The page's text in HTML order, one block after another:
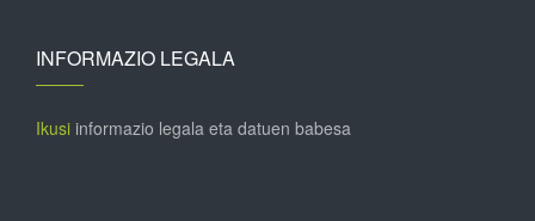
INFORMAZIO LEGALA
Ikusi informazio legala eta datuen babesa